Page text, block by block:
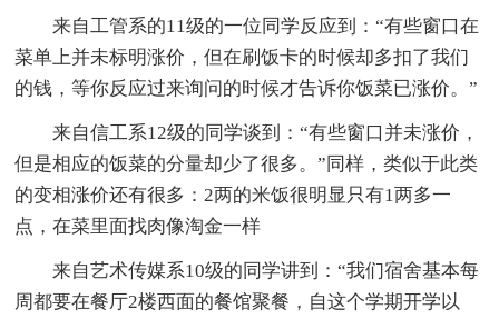
来自工管系的11级的一位同学反应到：“有些窗口在
菜单上并未标明涨价，但在刷饭卡的时候却多扣了我们
的钱，等你反应过来询问的时候才告诉你饭菜已涨价。”
来自信工系12级的同学谈到：“有些窗口并未涨价，
但是相应的饭菜的分量却少了很多。”同样，类似于此类
的变相涨价还有很多：2两的米饭很明显只有1两多一
点，在菜里面找肉像淘金一样
来自艺术传媒系10级的同学讲到：“我们宿舍基本每
周都要在餐厅2楼西面的餐馆聚餐，自这个学期开学以